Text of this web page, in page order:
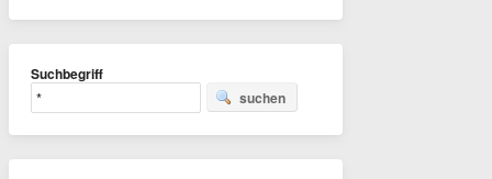
Suchbegriff
suchen